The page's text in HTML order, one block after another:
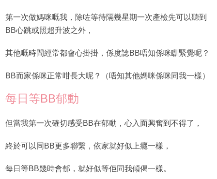
第一次做媽咪嘅我，除咗等待隔幾星期一次產檢先可以聽到
BB心跳或照超升波之外，
其他嘅時間經常都會心掛掛，係度諗BB唔知係咪瞓緊覺呢？
BB而家係咪正常咁長大呢？（唔知其他媽咪係咪同我一樣）
每日等BB郁動
但當我第一次確切感受BB在郁動，心入面興奮到不得了，
終於可以同BB更多聯繫，依家就好似上癮一樣，
每日等BB幾時會郁，就好似等佢同我傾偈一樣。